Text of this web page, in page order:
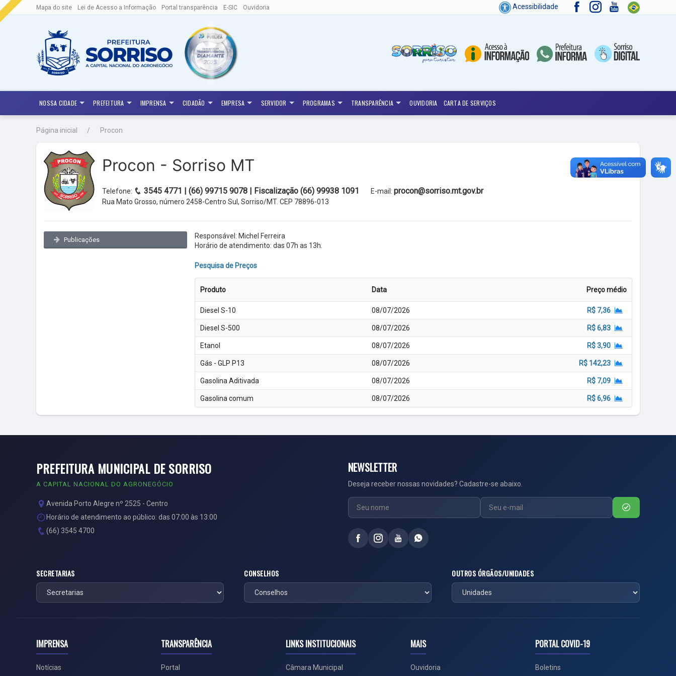
Mapa do site Lei de Acesso a Informação Portal transparência E-SIC Ouvidoria Acessibilidade
NOSSA CIDADE PREFEITURA IMPRENSA CIDADÃO EMPRESA SERVIDOR PROGRAMAS TRANSPARÊNCIA OUVIDORIA CARTA DE SERVIÇOS
Página inicial Procon
Procon - Sorriso MT
Telefone: 3545 4771 | (66) 99715 9078 | Fiscalização (66) 99938 1091 E-mail: procon@sorriso.mt.gov.br
Rua Mato Grosso, número 2458-Centro Sul, Sorriso/MT. CEP 78896-013
Publicações
Responsável: Michel Ferreira
Horário de atendimento: das 07h as 13h.
Pesquisa de Preços
Produto Data Preço médio
Diesel S-10 08/07/2026 R$ 7,36
Diesel S-500 08/07/2026 R$ 6,83
Etanol 08/07/2026 R$ 3,90
Gás - GLP P13 08/07/2026 R$ 142,23
Gasolina Aditivada 08/07/2026 R$ 7,09
Gasolina comum 08/07/2026 R$ 6,96
PREFEITURA MUNICIPAL DE SORRISO
A CAPITAL NACIONAL DO AGRONEGÓCIO
Avenida Porto Alegre nº 2525 - Centro
Horário de atendimento ao público: das 07:00 às 13:00
(66) 3545 4700
NEWSLETTER
Deseja receber nossas novidades? Cadastre-se abaixo.
SECRETARIAS CONSELHOS OUTROS ÓRGÃOS/UNIDADES
IMPRENSA
Notícias
TRANSPARÊNCIA
Portal
LINKS INSTITUCIONAIS
Câmara Municipal
MAIS
Ouvidoria
PORTAL COVID-19
Boletins